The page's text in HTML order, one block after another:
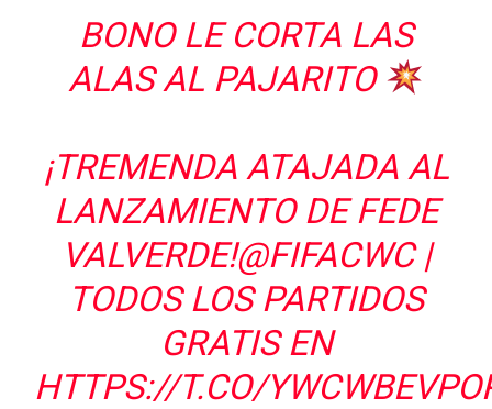
BONO LE CORTA LAS
ALAS AL PAJARITO
¡TREMENDA ATAJADA AL
LANZAMIENTO DE FEDE
VALVERDE!@FIFACWC|
TODOS LOS PARTIDOS
GRATIS EN
HTTPS://T.CO/